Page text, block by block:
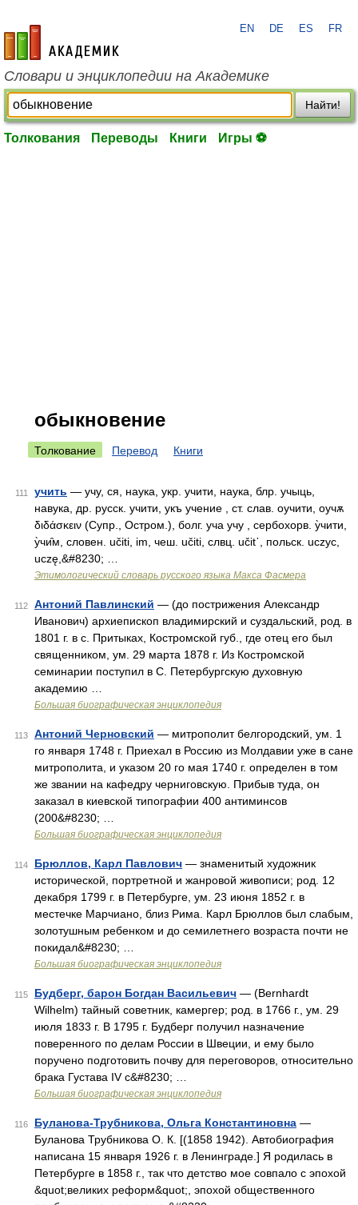
academic.ru
EN DE ES FR
Словари и энциклопедии на Академике
Найти!
Толкования Переводы Книги Игры ⚽
обыкновение
Толкование Перевод Книги
111 учить — учу, ся, наука, укр. учити, наука, блр. учыць,
навука, др. русск. учити, укъ учение , ст. слав. оучити, оучѫ
διδάσκειν (Супр., Остром.), болг. уча учу , сербохорв. у̀чити,
у̀чи̑м, словен. učiti, im, чеш. učiti, слвц. učit᾽, польск. uczyc,
uczę,&#8230; …
Этимологический словарь русского языка Макса Фасмера
112 Антоний Павлинский — (до пострижения Александр
Иванович) архиепископ владимирский и суздальский, род. в
1801 г. в с. Притыках, Костромской губ., где отец его был
священником, ум. 29 марта 1878 г. Из Костромской
семинарии поступил в С. Петербургскую духовную
академию …
Большая биографическая энциклопедия
113 Антоний Черновский — митрополит белгородский, ум. 1
го января 1748 г. Приехал в Россию из Молдавии уже в сане
митрополита, и указом 20 го мая 1740 г. определен в том
же звании на кафедру черниговскую. Прибыв туда, он
заказал в киевской типографии 400 антиминсов
(200&#8230; …
Большая биографическая энциклопедия
114 Брюллов, Карл Павлович — знаменитый художник
исторической, портретной и жанровой живописи; род. 12
декабря 1799 г. в Петербурге, ум. 23 июня 1852 г. в
местечке Марчиано, близ Рима. Карл Брюллов был слабым,
золотушным ребенком и до семилетнего возраста почти не
покидал&#8230; …
Большая биографическая энциклопедия
115 Будберг, барон Богдан Васильевич — (Bernhardt
Wilhelm) тайный советник, камергер; род. в 1766 г., ум. 29
июля 1833 г. В 1795 г. Будберг получил назначение
поверенного по делам России в Швеции, и ему было
поручено подготовить почву для переговоров, относительно
брака Густава ІV с&#8230; …
Большая биографическая энциклопедия
116 Буланова-Трубникова, Ольга Константиновна —
Буланова Трубникова О. К. [(1858 1942). Автобиография
написана 15 января 1926 г. в Ленинграде.] Я родилась в
Петербурге в 1858 г., так что детство мое совпало с эпохой
&quot;великих реформ&quot;, эпохой общественного